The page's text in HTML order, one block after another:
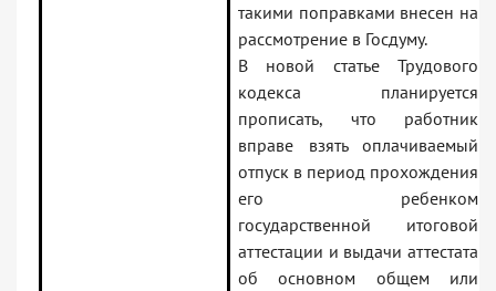
такими поправками внесен на
рассмотрение в Госдуму.
В новой статье Трудового
кодекса планируется
прописать, что работник
вправе взять оплачиваемый
отпуск в период прохождения
его ребенком
государственной итоговой
аттестации и выдачи аттестата
об основном общем или